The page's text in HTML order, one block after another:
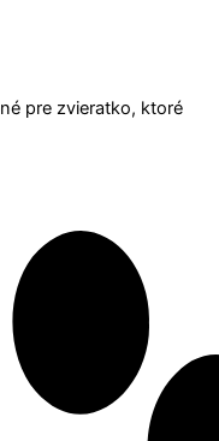
pre zvieratko, ktoré